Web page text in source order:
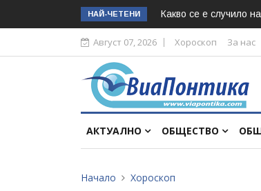
НАЙ-ЧЕТЕНИ Какво се е случило
Август 07, 2026 Хороскоп За нас
АКТУАЛНО ОБЩЕСТВО
Начало Хороскоп